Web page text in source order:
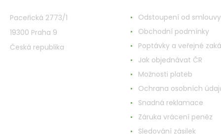
Paceřická 2773/1
19300 Praha 9
Česká republika
Odstoupení od smlouvy
Obchodní podmínky
Poptávky a veřejné
Jak objednávat ČR
Možnosti plateb
Ochrana osobních
Snadná reklamace
Záruka vrácení peněz
Sledování zásilek